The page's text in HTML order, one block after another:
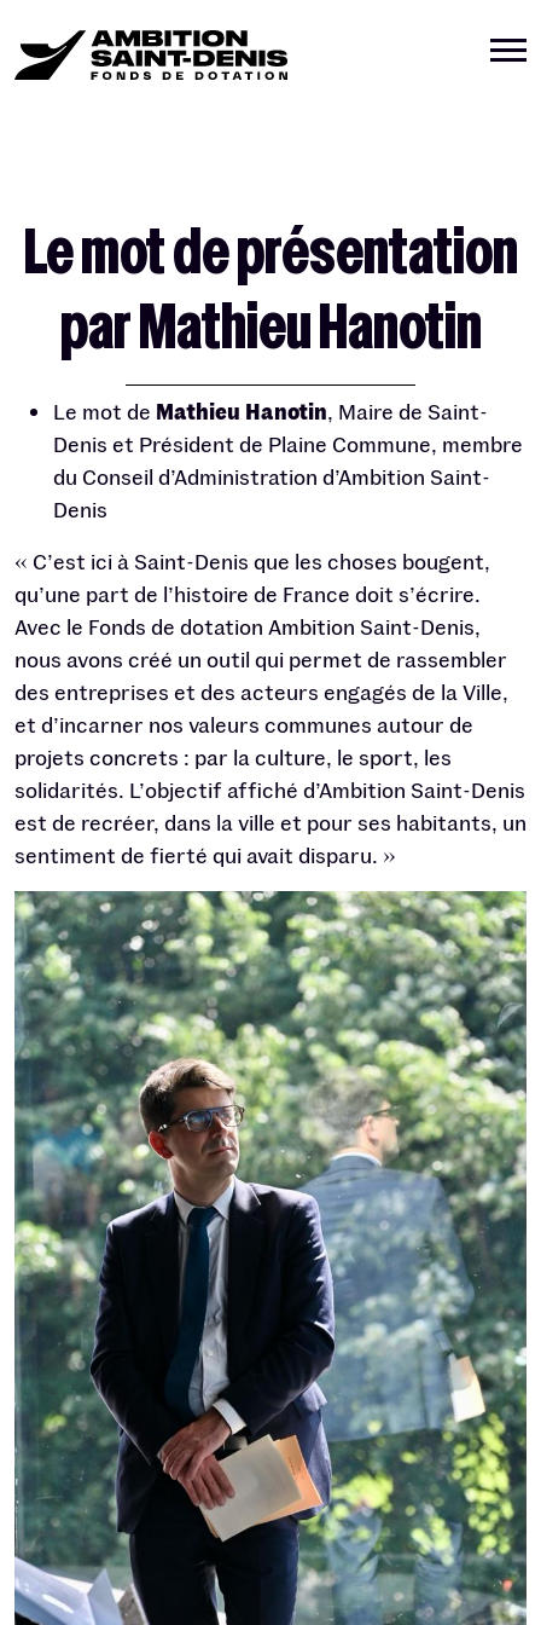
Le mot de présentation
par Mathieu Hanotin
Le mot de Mathieu Hanotin, Maire de Saint-
Denis et Président de Plaine Commune, membre
du Conseil d’Administration d’Ambition Saint-
Denis
« C’est ici à Saint-Denis que les choses bougent,
qu’une part de l’histoire de France doit s’écrire.
Avec le Fonds de dotation Ambition Saint-Denis,
nous avons créé un outil qui permet de rassembler
des entreprises et des acteurs engagés de la Ville,
et d’incarner nos valeurs communes autour de
projets concrets : par la culture, le sport, les
solidarités. L’objectif affiché d’Ambition Saint-Denis
est de recréer, dans la ville et pour ses habitants, un
sentiment de fierté qui avait disparu. »